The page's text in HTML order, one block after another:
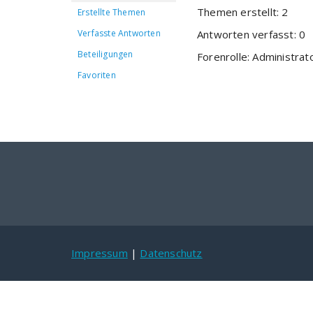
Erstellte Themen
Verfasste Antworten
Beteiligungen
Favoriten
Themen erstellt: 2
Antworten verfasst: 0
Forenrolle:
Impressum | Datenschutz